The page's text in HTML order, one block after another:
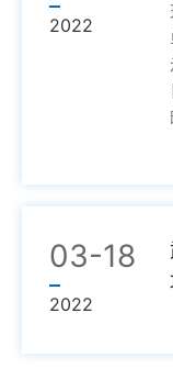
2022
03-18
2022